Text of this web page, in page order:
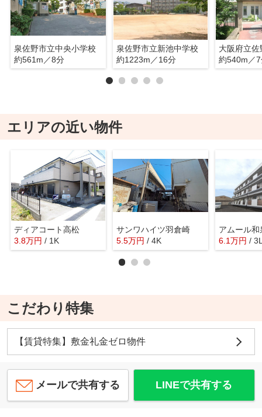
泉佐野市立中央小学校
約561m／8分
泉佐野市立新池中学校
約1223m／16分
大阪府立佐
約540m／
エリアの近い物件
ディアコート高松
3.8万円 / 1K
サンワハイツ羽倉崎
5.5万円 / 4K
アムール和
6.1万円 /
こだわり特集
【賃貸特集】敷金礼金ゼロ物件
メールで共有する LINEで共有する